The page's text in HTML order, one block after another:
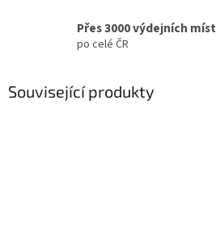
Přes 3000 výdejních míst
po celé ČR
Související produkty